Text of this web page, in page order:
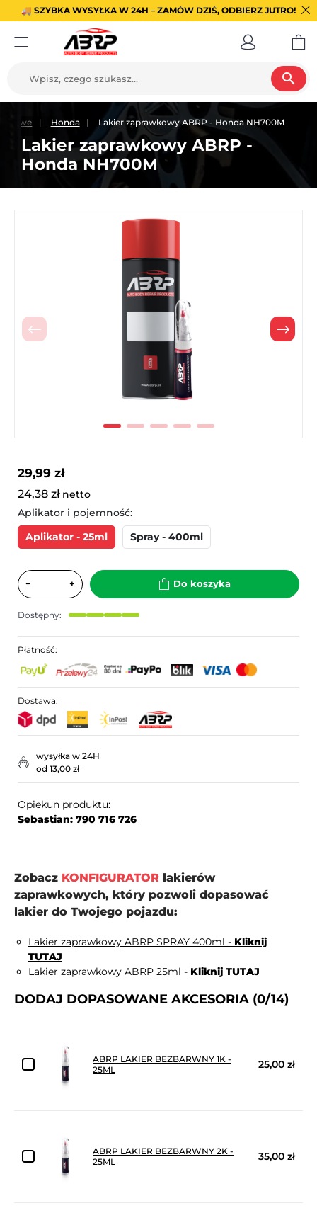
🚚 SZYBKA WYSYŁKA W 24H – ZAMÓW DZIŚ, ODBIERZ JUTRO!
search
Honda Lakier zaprawkowy ABRP - Honda NH700M
Lakier zaprawkowy ABRP -
Honda NH700M
Poprzedni
29,99 zł
24,38 zł netto
Aplikator i pojemność:
Aplikator - 25ml
Spray - 400ml
− + Do koszyka
Dostępny:
Płatność:
Dostawa:
wysyłka w 24H
od 13,00 zł
Opiekun produktu:
Sebastian: 790 716 726
Zobacz KONFIGURATOR lakierów
zaprawkowych, który pozwoli dopasować
lakier do Twojego pojazdu:
Lakier zaprawkowy ABRP SPRAY 400ml - Kliknij
TUTAJ
Lakier zaprawkowy ABRP 25ml - Kliknij TUTAJ
DODAJ DOPASOWANE AKCESORIA (0/14)
ABRP LAKIER BEZBARWNY 1K -
25ML
25,00 zł
ABRP LAKIER BEZBARWNY 2K -
25ML
35,00 zł